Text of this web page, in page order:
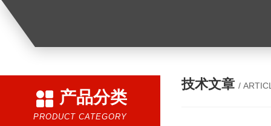
产品分类
PRODUCT CATEGORY
技术文章 /